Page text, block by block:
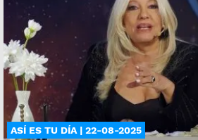
ASÍ ES TU DÍA | 22-08-2025